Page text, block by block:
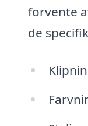
forvente
de